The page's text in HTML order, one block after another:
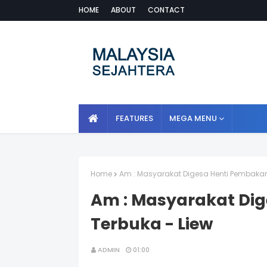
HOME ABOUT CONTACT
FEATURES MEGA MENU
Home Am : Masyarakat Digesa Henti
Am : Masyarakat
Terbuka - Liew
ADMIN 01:00